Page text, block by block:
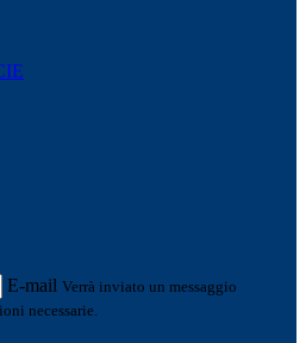
E-mail Verrà inviato un messaggio
necessarie.